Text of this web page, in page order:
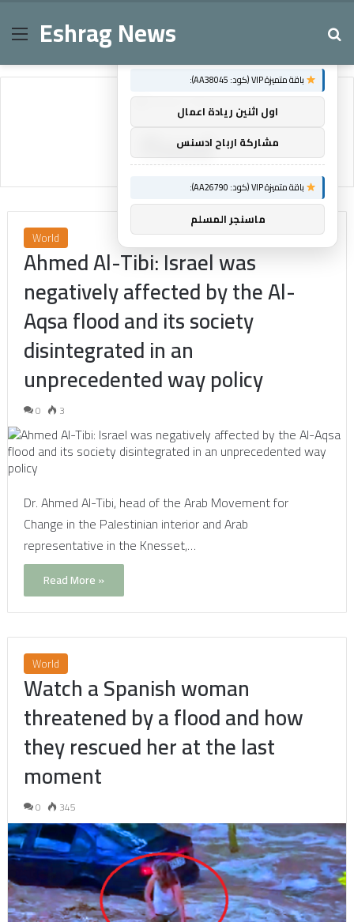
MenuEshrag News
Home/flood
flood
World
Ahmed Al-Tibi: Israel was
negatively affected by the Al-
Aqsa flood and its society
disintegrated in an
unprecedented way policy
0 3
Dr. Ahmed Al-Tibi, head of the Arab Movement for
Change in the Palestinian interior and Arab
representative in the Knesset,…
Read More »
World
Watch a Spanish woman
threatened by a flood and how
they rescued her at the last
moment
0 345
×
باقة متميزة VIP (كود: AA38045):
اول اثنين ريادة اعمال
مشاركة ارباح ادسنس
باقة متميزة VIP (كود: AA26790):
ماسنجر المسلم